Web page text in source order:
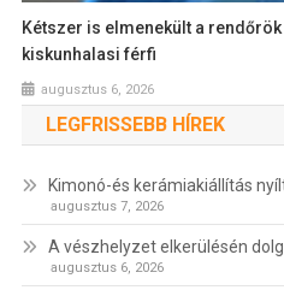
Kétszer is elmenekült a
kiskunhalasi férfi
augusztus 6, 2026
LEGFRISSEBB HÍREK
Kimonó-és kerámiakiállítás
augusztus 7, 2026
A vészhelyzet elkerülésén
augusztus 6, 2026